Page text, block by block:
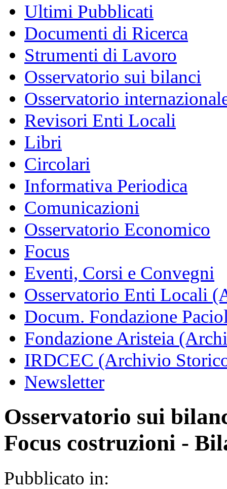
Ultimi Pubblicati
Documenti di Ricerca
Strumenti di Lavoro
Osservatorio sui bilanci
Osservatorio
Revisori Enti Locali
Libri
Circolari
Informativa Periodica
Comunicazioni
Osservatorio Economico
Focus
Eventi, Corsi e Convegni
Osservatorio Enti Locali
Docum. Fondazione
Fondazione Aristeia
IRDCEC (Archivio
Newsletter
Osservatorio sui
Focus costruzioni -
Pubblicato in: